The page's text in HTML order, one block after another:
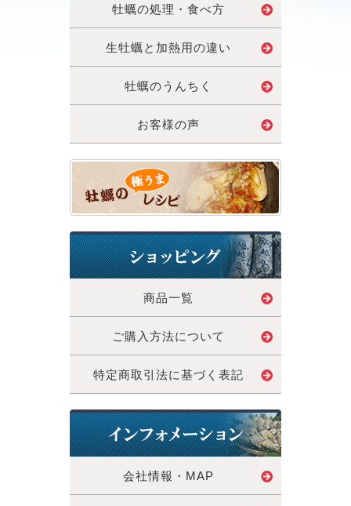
牡蠣の処理・食べ方
生牡蠣と加熱用の違い
牡蠣のうんちく
お客様の声
商品一覧
ご購入方法について
特定商取引法に基づく表記
会社情報・MAP